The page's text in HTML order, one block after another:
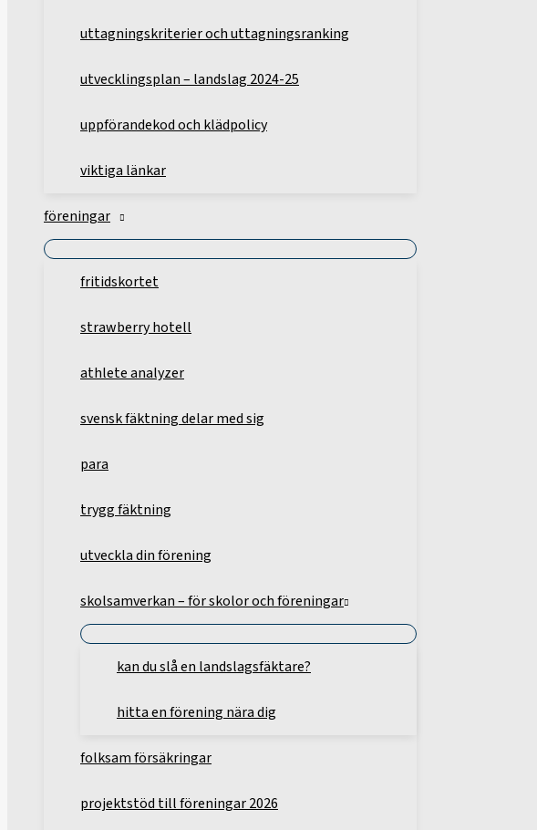
uttagningskriterier och uttagningsranking
utvecklingsplan – landslag 2024-25
uppförandekod och klädpolicy
viktiga länkar
föreningar
fritidskortet
strawberry hotell
athlete analyzer
svensk fäktning delar med sig
para
trygg fäktning
utveckla din förening
skolsamverkan – för skolor och föreningar
kan du slå en landslagsfäktare?
hitta en förening nära dig
folksam försäkringar
projektstöd till föreningar 2026